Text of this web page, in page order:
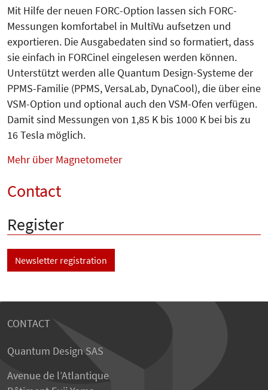
Mit Hilfe der neuen FORC-Option lassen sich FORC-
Messungen komfortabel in MultiVu aufsetzen und
exportieren. Die Ausgabedaten sind so formatiert, dass
sie einfach in FORCinel eingelesen werden können.
Unterstützt werden alle Quantum Design-Systeme der
PPMS-Familie (PPMS, VersaLab, DynaCool), die über eine
VSM-Option und optional auch den VSM-Ofen verfügen.
Damit sind Messungen von 1,85 K bis 1000 K bei bis zu
16 Tesla möglich.
Mehr über Magnetometer
Contact
Register
Newsletter registration
CONTACT
Quantum Design SAS
Avenue de l’Atlantique